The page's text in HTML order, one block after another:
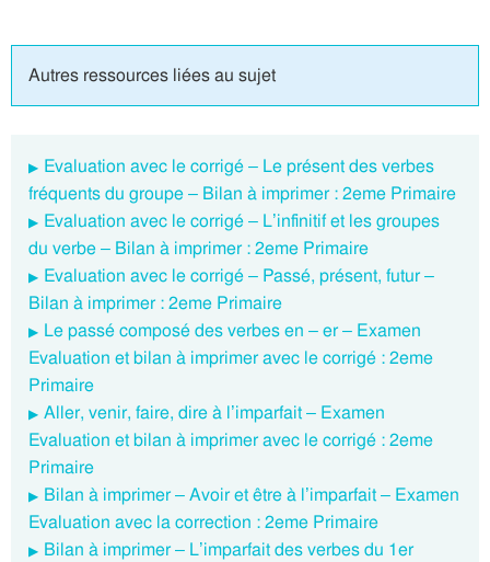
Autres ressources liées au sujet
Evaluation avec le corrigé – Le présent des verbes
fréquents du groupe – Bilan à imprimer : 2eme Primaire
Evaluation avec le corrigé – L’infinitif et les groupes
du verbe – Bilan à imprimer : 2eme Primaire
Evaluation avec le corrigé – Passé, présent, futur –
Bilan à imprimer : 2eme Primaire
Le passé composé des verbes en – er – Examen
Evaluation et bilan à imprimer avec le corrigé : 2eme
Primaire
Aller, venir, faire, dire à l’imparfait – Examen
Evaluation et bilan à imprimer avec le corrigé : 2eme
Primaire
Bilan à imprimer – Avoir et être à l’imparfait – Examen
Evaluation avec la correction : 2eme Primaire
Bilan à imprimer – L’imparfait des verbes du 1er